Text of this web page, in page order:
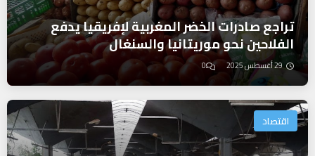
تراجع صادرات الخضر المغربية لإفريقيا يدفع
الفلاحين نحو موريتانيا والسنغال
29 أغسطس 2025 0
اقتصاد